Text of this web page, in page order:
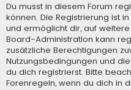
Du musst in diesem Forum
können. Die Registrierung ist
und ermöglicht dir, auf
Board-Administration kann
zusätzliche Berechtigungen
Nutzungsbedingungen und
du dich registrierst. Bitte
Forenregeln, wenn du dich in